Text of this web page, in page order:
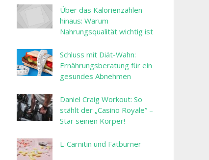
Über das Kalorienzählen
hinaus: Warum
Nahrungsqualität wichtig ist
Schluss mit Diät-Wahn:
Ernährungsberatung für ein
gesundes Abnehmen
Daniel Craig Workout: So
stählt der „Casino Royale” –
Star seinen Körper!
L-Carnitin und Fatburner